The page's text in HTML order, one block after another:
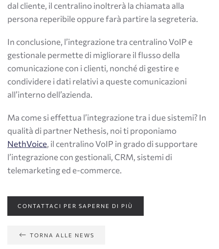
dal cliente, il centralino inoltrerà la chiamata alla
persona reperibile oppure farà partire la segreteria.
In conclusione, l’integrazione tra centralino VoIP e
gestionale permette di migliorare il flusso della
comunicazione con i clienti, nonché di gestire e
condividere i dati relativi a queste comunicazioni
all’interno dell’azienda.
Ma come si effettua l’integrazione tra i due sistemi? In
qualità di partner Nethesis, noi ti proponiamo
NethVoice, il centralino VoIP in grado di supportare
l’integrazione con gestionali, CRM, sistemi di
telemarketing ed e-commerce.
CONTATTACI PER SAPERNE DI PIÙ
TORNA ALLE NEWS